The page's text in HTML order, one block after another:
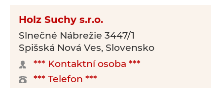
Holz Suchy s.r.o.
Slnečné Nábrežie 3447/1
Spišská Nová Ves, Slovensko
*** Kontaktní osoba ***
*** Telefon ***